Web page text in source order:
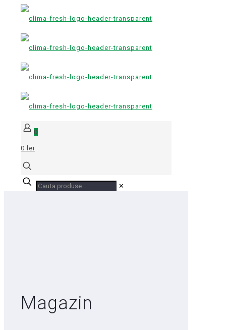
0
0 lei
✕
Magazin